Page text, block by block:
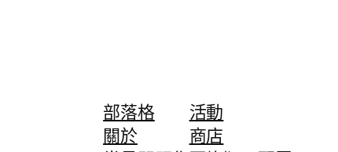
部落格
關於
活動
商店